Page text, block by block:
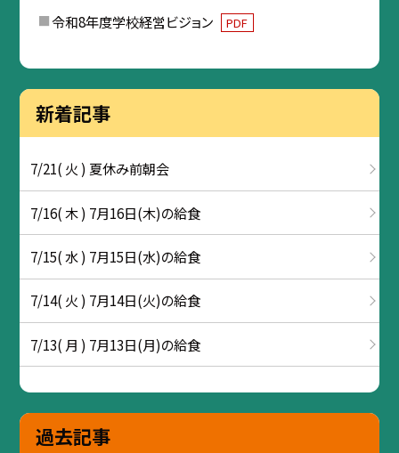
令和8年度学校経営ビジョン
PDF
新着記事
7/21( 火 ) 夏休み前朝会
7/16( 木 ) 7月16日(木)の給食
7/15( 水 ) 7月15日(水)の給食
7/14( 火 ) 7月14日(火)の給食
7/13( 月 ) 7月13日(月)の給食
過去記事